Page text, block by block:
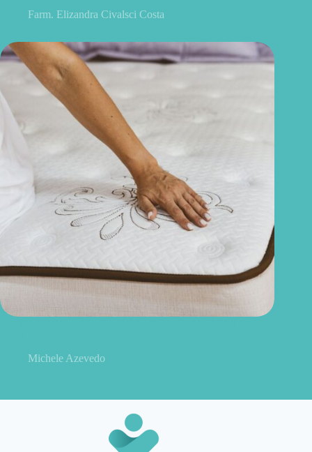
Farm. Elizandra Civalsci Costa
Michele Azevedo